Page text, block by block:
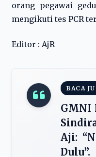
orang pegawai
mengikuti tes PCR
Editor : AjR
BACA
GMNI
Aji: